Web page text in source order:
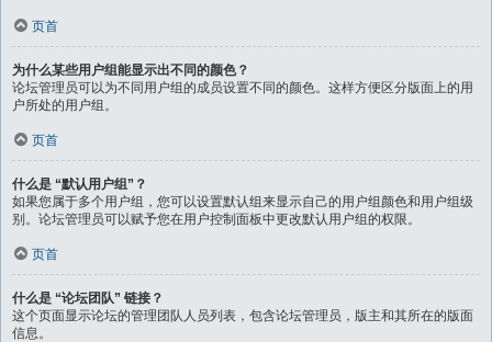
页首
为什么某些用户组能显示出不同的颜色？
论坛管理员可以为不同用户组的成员设置不同的颜色。这样方便区分版面上的用
户所处的用户组。
页首
什么是 “默认用户组”？
如果您属于多个用户组，您可以设置默认组来显示自己的用户组颜色和用户组级
别。论坛管理员可以赋予您在用户控制面板中更改默认用户组的权限。
页首
什么是 “论坛团队” 链接？
这个页面显示论坛的管理团队人员列表，包含论坛管理员，版主和其所在的版面
信息。